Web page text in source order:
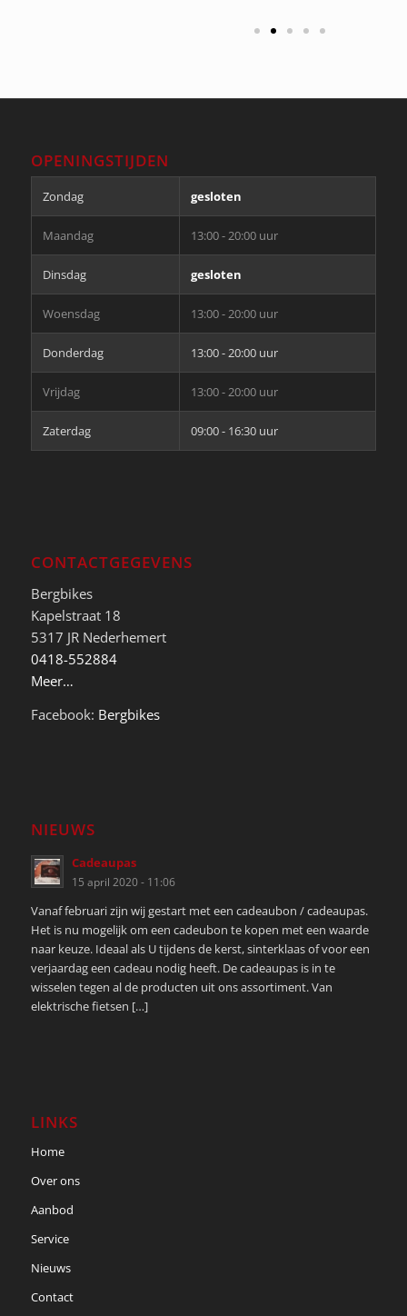
OPENINGSTIJDEN
Zondag gesloten
Maandag 13:00 - 20:00 uur
Dinsdag gesloten
Woensdag 13:00 - 20:00 uur
Donderdag 13:00 - 20:00 uur
Vrijdag 13:00 - 20:00 uur
Zaterdag 09:00 - 16:30 uur
CONTACTGEGEVENS
Bergbikes
Kapelstraat 18
5317 JR Nederhemert
0418-552884
Meer…
Facebook: Bergbikes
NIEUWS
Cadeaupas
15 april 2020 - 11:06
Vanaf februari zijn wij gestart met een cadeaubon / cadeaupas.
Het is nu mogelijk om een cadeubon te kopen met een waarde
naar keuze. Ideaal als U tijdens de kerst, sinterklaas of voor een
verjaardag een cadeau nodig heeft. De cadeaupas is in te
wisselen tegen al de producten uit ons assortiment. Van
elektrische fietsen […]
LINKS
Home
Over ons
Aanbod
Service
Nieuws
Contact